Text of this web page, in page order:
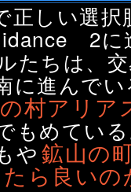
正しい選択
2に
たちは、
に進んで
村アリア
もめてい
や鉱山の
ら良いの